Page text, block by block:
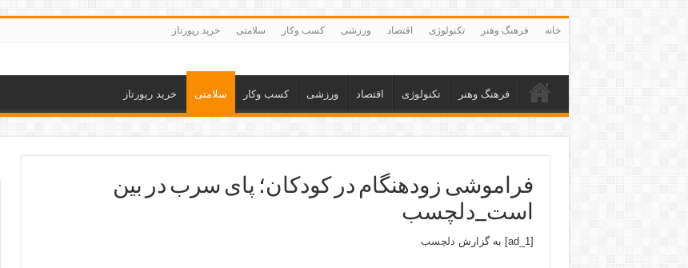
خانه فرهنگ وهنر تکنولوژی اقتصاد ورزشی کسب وکار سلامتی خرید رپورتاز
فرهنگ وهنر تکنولوژی اقتصاد ورزشی کسب وکار سلامتی خرید رپورتاز
فراموشی زودهنگام در کودکان؛ پای سرب در بین
است_دلچسب
[ad_1] به گزارش دلچسب